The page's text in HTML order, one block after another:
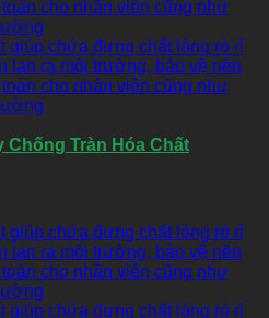
Chống Tràn Hóa Chất